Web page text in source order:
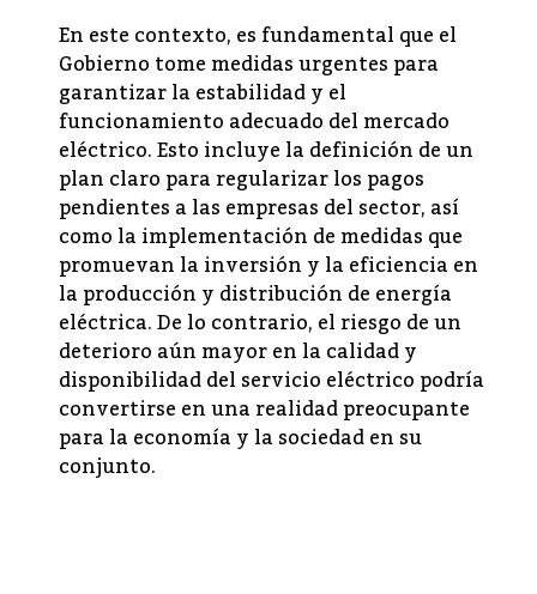
En este contexto, es fundamental que el
Gobierno tome medidas urgentes para
garantizar la estabilidad y el
funcionamiento adecuado del mercado
eléctrico. Esto incluye la definición de un
plan claro para regularizar los pagos
pendientes a las empresas del sector, así
como la implementación de medidas que
promuevan la inversión y la eficiencia en
la producción y distribución de energía
eléctrica. De lo contrario, el riesgo de un
deterioro aún mayor en la calidad y
disponibilidad del servicio eléctrico podría
convertirse en una realidad preocupante
para la economía y la sociedad en su
conjunto.